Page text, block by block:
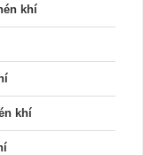
khí
khí